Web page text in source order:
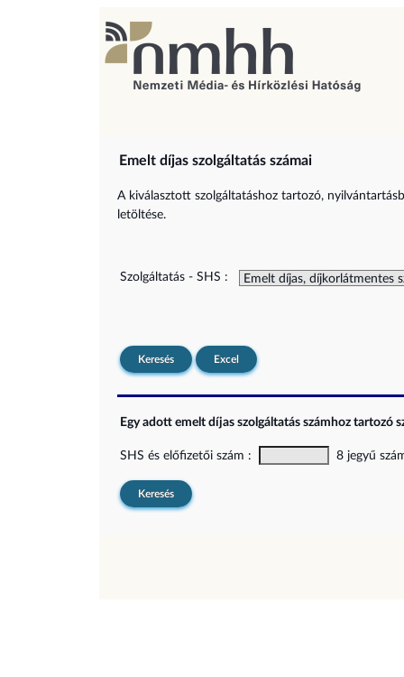
Emelt díjas szolgáltatás számai
A kiválasztott szolgáltatáshoz tartozó,
letöltése.
Szolgáltatás - SHS :
Keresés Excel
Egy adott emelt díjas szolgáltatás számhoz tartozó
SHS és előfizetői szám : 8 jegyű
Keresés